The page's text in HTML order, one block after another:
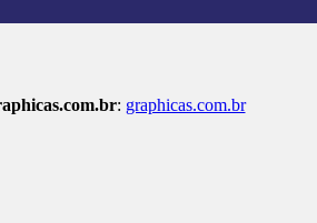
: graphicas.com.br